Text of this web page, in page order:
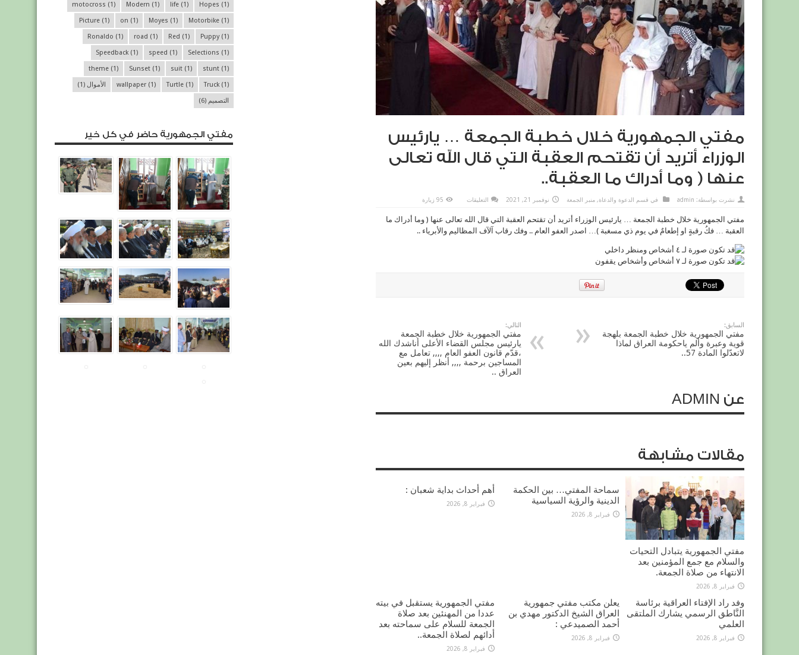
مفتي الجمهورية خلال خطبة الجمعة … يارئيس
الوزراء أتريد أن تقتحم العقبة التي قال الله تعالى
عنها ( وما أدراك ما العقبة..
نشرت بواسطة: admin في قسم الدعوة والدعاة, منبر الجمعة نوفمبر 21, 2021 التعليقات
خلال
الجمعة
أدراك
ما
العقبة..
مغلقة
95 زيارة
مفتي الجمهورية خلال خطبة الجمعة … يارئيس الوزراء أتريد أن تقتحم العقبة التي قال الله تعالى عنها ( وما أدراك ما
العقبة … فكُ رقبةٍ او إطعامٌ في يوم ذي مسغبة )… اصدر العفو العام .. وفك رقاب آلآف المظاليم والأبرياء ..
السابق:
مفتي الجمهورية خلال خطبة الجمعة بلهجة
قوية وعبرة وألم ياحكومة العراق لماذا
لاتعدّلوا المادة 57..
التالي:
مفتي الجمهورية خلال خطبة الجمعة
يارئيس مجلس القضاء الأعلى أناشدك الله
،قدّم قانون العفو العام ,,,, تعامل مع
المساجين برحمة ,,,, أنظر إليهم بعين
العراق ..
عن ADMIN
مقالات مشابهة
مفتي الجمهورية يتبادل التحيات
والسلام مع جمع المؤمنين بعد
الانتهاء من صلاة الجمعة.
فبراير 8, 2026
سماحة المفتي… بين الحكمة
الدينية والرؤية السياسية
فبراير 8, 2026
أهم أحداث بداية شعبان :
فبراير 8, 2026
وفد راد الإفتاء العراقية برئاسة
النَّاطق الرسمي يشارك الملتقى
العلمي
فبراير 8, 2026
يعلن مكتب مفتي جمهورية
العراق الشيخ الدكتور مهدي بن
أحمد الصميدعي :
فبراير 8, 2026
مفتي الجمهورية يستقبل في بيته
عددا من المهنئين بعد صلاة
الجمعة للسلام على سماحته بعد
أدائهم لصلاة الجمعة..
فبراير 8, 2026
Hopes (1)
life (1)
Modern (1)
motocross (1)
Motorbike (1)
Moyes (1)
on (1)
Picture (1)
Puppy(1)
Red (1)
road (1)
Ronaldo (1)
Selections (1)
speed (1)
Speedback (1)
stunt (1)
suit (1)
Sunset (1)
theme (1)
Truck (1)
Turtle (1)
wallpaper (1) الأموال (1)
التصميم (6)
مفتي الجمهورية حاضر في كل خير